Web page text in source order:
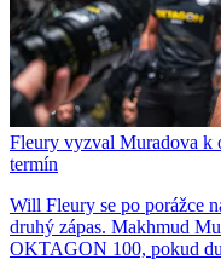
Fleury vyzval Muradova k
termín
Will Fleury se po porážce
druhý zápas. Makhmud
OKTAGON 100, pokud